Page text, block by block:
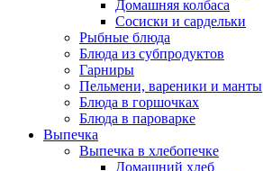
Домашняя колбаса
Сосиски и сардельки
Рыбные блюда
Блюда из субпродуктов
Гарниры
Пельмени, вареники и манты
Блюда в горшочках
Блюда в пароварке
Выпечка
Выпечка в хлебопечке
Домашний хлеб